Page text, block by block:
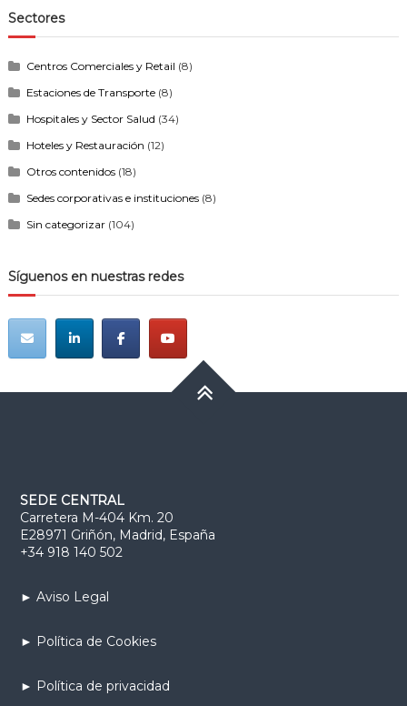
Sectores
Centros Comerciales y Retail (8)
Estaciones de Transporte(8)
Hospitales y Sector Salud (34)
Hoteles y Restauración (12)
Otros contenidos(18)
Sedes corporativas e instituciones(8)
Sin categorizar(104)
Síguenos en nuestras redes
SEDE CENTRAL
Carretera M-404 Km. 20
E28971 Griñón, Madrid, España
+34 918 140 502
► Aviso Legal
► Política de Cookies
► Política de privacidad